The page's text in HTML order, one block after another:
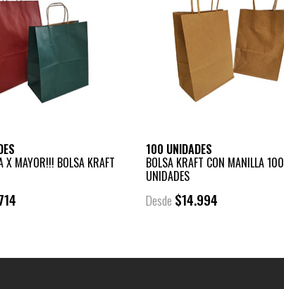
X MAYOR!!! BOLSA KRAFT
100 UNIDADES
BOLSA KRAFT CON MANILLA 100
UNIDADES
Desde $14.994